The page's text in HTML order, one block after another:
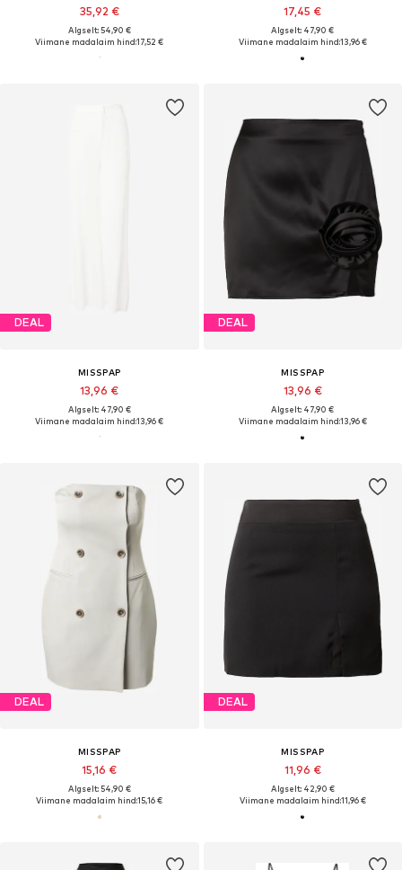
35,92 €
Algselt: 54,90 €
Viimane madalaim hind:17,52 €
17,45 €
Algselt: 47,90 €
Viimane madalaim hind:13,96 €
DEAL
MISSPAP
13,96 €
Algselt: 47,90 €
Viimane madalaim hind:13,96 €
DEAL
MISSPAP
13,96 €
Algselt: 47,90 €
Viimane madalaim hind:13,96 €
DEAL
MISSPAP
15,16 €
Algselt: 54,90 €
Viimane madalaim hind:15,16 €
DEAL
MISSPAP
11,96 €
Algselt: 42,90 €
Viimane madalaim hind:11,96 €